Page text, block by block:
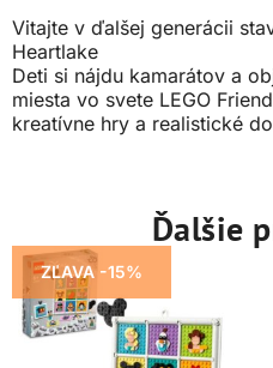
Vitajte v ďalšej generácii
Heartlake
Deti si nájdu kamarátov a
miesta vo svete LEGO
kreatívne hry a realistické
Ďalšie
ZĽAVA -15%